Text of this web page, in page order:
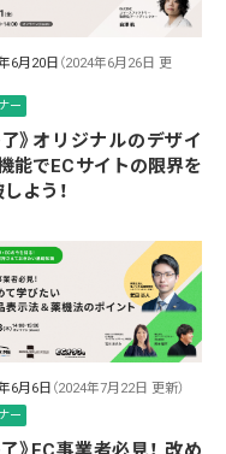
6月20日 （2024年6月26日 更
ー
了》オリジナルのデザイ
機能でECサイトの限界を
よう！
6月6日 （2024年7月22日 更新）
ー